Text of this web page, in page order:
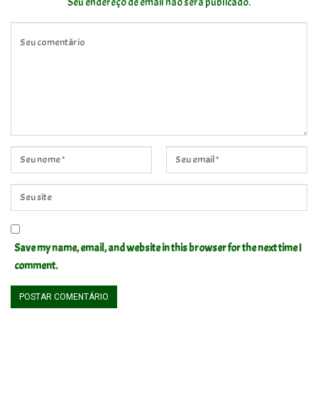
Save my name, email, and website in this browser for the next time I
comment.